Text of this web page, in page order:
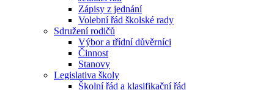
Zápisy z jednání
Volební řád školské rady
Sdružení rodičů
Výbor a třídní důvěrníci
Činnost
Stanovy
Legislativa školy
Školní řád a klasifikační řád